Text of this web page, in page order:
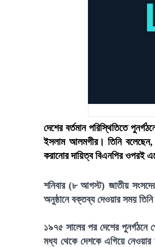
দেশের বর্তমান পরিস্থিতিতে
ইসলাম আলমগীর। তিনি বলেছেন,
করানোর দায়িত্ব বিএনপির ওপরই
শনিবার (৮ আগস্ট) জাতীয় সংসদের
অনুষ্ঠানে বক্তব্য দেওয়ার সময়
১৯৭৫ সালের পর দেশের পুনর্গঠনে
মধ্য থেকে দেশকে এগিয়ে নেওয়ার